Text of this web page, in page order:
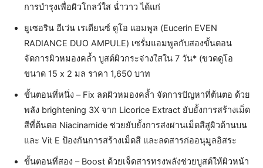
การบำรุงเพื่อผิวโกลว์ใส ฉ่ำวาว ได้แก่
ยูเซอริน อีเว่น เรเดียนซ์ ดูโอ แอมพูล (Eucerin EVEN
RADIANCE DUO AMPULE) เซรั่มแอมพูลกับสองขั้นตอน
จัดการผิวหมองคล้ำ บูสต์ผิวกระจ่างใสใน 7 วัน* (ขวดดูโอ
ขนาด 15 x 2 มล ราคา 1,650 บาท
ขั้นตอนที่หนึ่ง – Fix ลดผิวหมองคล้ำ จัดการปัญหาที่ต้นตอ ด้วย
พลัง brightening 3X จาก Licorice Extract ยับยั้งการสร้างเม็ด
สีที่ต้นตอ Niacinamide ช่วยยับยั้งการส่งผ่านเม็ดสีสู่ผิวด้านบน
และ Vit E ป้องกันการสร้างเม็ดสี และลดสารก่ออนุมูลอิสระ
ขั้นตอนที่สอง – Boost ด้วยเจ็ดสารทรงพลังช่วยบูสต์ให้ผิวหน้า